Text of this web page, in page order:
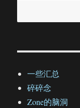
一些汇总
碎碎念
Zone的脑洞